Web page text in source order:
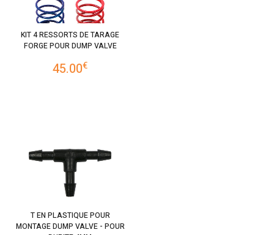
KIT 4 RESSORTS DE TARAGE
FORGE POUR DUMP VALVE
45.00€
T EN PLASTIQUE POUR
MONTAGE DUMP VALVE - POUR